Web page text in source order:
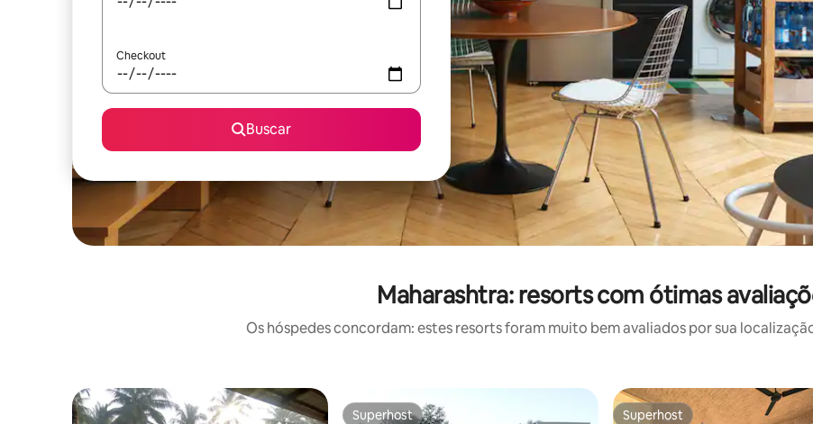
Checkout
Buscar
Maharashtra: resorts com ótimas
Os hóspedes concordam: estes resorts foram muito bem avaliados por sua
Superhost Superhost